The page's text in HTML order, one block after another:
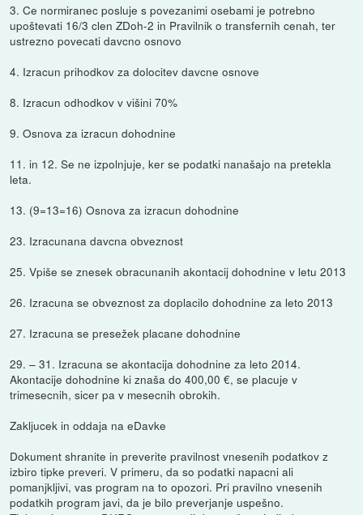
3. Ce normiranec posluje s povezanimi osebami je potrebno
upoštevati 16/3 clen ZDoh-2 in Pravilnik o transfernih cenah, ter
ustrezno povecati davcno osnovo
4. Izracun prihodkov za dolocitev davcne osnove
8. Izracun odhodkov v višini 70%
9. Osnova za izracun dohodnine
11. in 12. Se ne izpolnjuje, ker se podatki nanašajo na pretekla
leta.
13. (9=13=16) Osnova za izracun dohodnine
23. Izracunana davcna obveznost
25. Vpiše se znesek obracunanih akontacij dohodnine v letu 2013
26. Izracuna se obveznost za doplacilo dohodnine za leto 2013
27. Izracuna se presežek placane dohodnine
29. – 31. Izracuna se akontacija dohodnine za leto 2014.
Akontacije dohodnine ki znaša do 400,00 €, se placuje v
trimesecnih, sicer pa v mesecnih obrokih.
Zakljucek in oddaja na eDavke
Dokument shranite in preverite pravilnost vnesenih podatkov z
izbiro tipke preveri. V primeru, da so podatki napacni ali
pomanjkljivi, vas program na to opozori. Pri pravilno vnesenih
podatkih program javi, da je bilo preverjanje uspešno.